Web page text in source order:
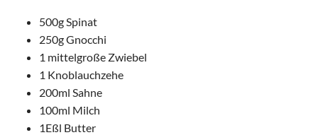
500g Spinat
250g Gnocchi
1 mittelgroße Zwiebel
1 Knoblauchzehe
200ml Sahne
100ml Milch
1Eßl Butter